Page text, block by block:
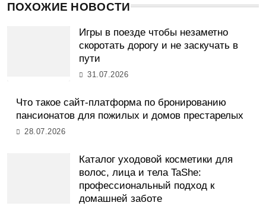
ПОХОЖИЕ НОВОСТИ
Игры в поезде чтобы незаметно
скоротать дорогу и не заскучать в
пути
31.07.2026
Что такое сайт-платформа по бронированию
пансионатов для пожилых и домов престарелых
28.07.2026
Каталог уходовой косметики для
волос, лица и тела TaShe:
профессиональный подход к
домашней заботе